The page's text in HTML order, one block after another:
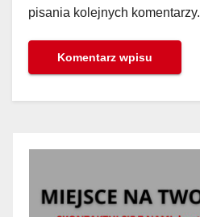
pisania kolejnych komentarzy.